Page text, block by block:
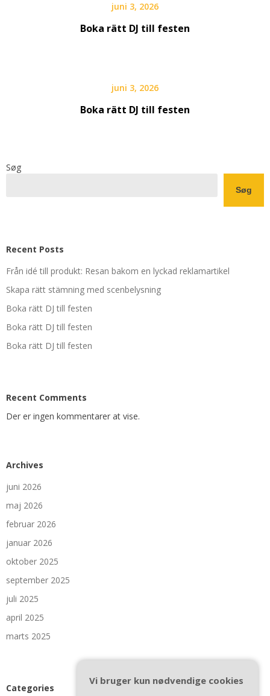
juni 3, 2026
Boka rätt DJ till festen
juni 3, 2026
Boka rätt DJ till festen
Søg
Søg
Recent Posts
Från idé till produkt: Resan bakom en lyckad reklamartikel
Skapa rätt stämning med scenbelysning
Boka rätt DJ till festen
Boka rätt DJ till festen
Boka rätt DJ till festen
Recent Comments
Der er ingen kommentarer at vise.
Archives
juni 2026
maj 2026
februar 2026
januar 2026
oktober 2025
september 2025
juli 2025
april 2025
marts 2025
Categories
Vi bruger kun nødvendige cookies